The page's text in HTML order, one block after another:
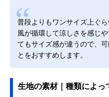
普段よりもワンサイズ上ぐ
風が循環して涼しさを感じ
てもサイズ感が違うので、
とをおすすめします。
生地の素材｜種類によっ